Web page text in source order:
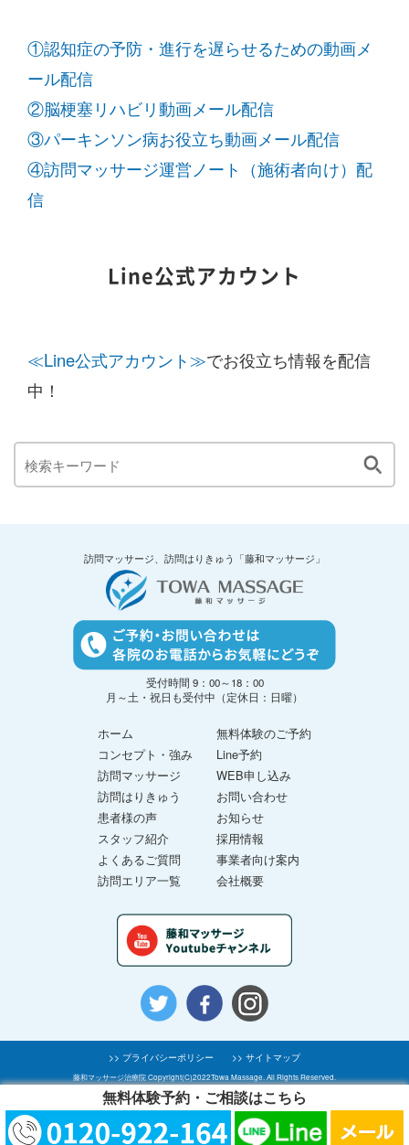
無料体験予約・ご相談はこちら
①認知症の予防・進行を遅らせるための動画メ
ール配信
②脳梗塞リハビリ動画メール配信
③パーキンソン病お役立ち動画メール配信
④訪問マッサージ運営ノート（施術者向け）配
信
Line公式アカウント
≪Line公式アカウント≫でお役立ち情報を配信
中！
訪問マッサージ、訪問はりきゅう「藤和マッサージ」
受付時間 9：00～18：00
月～土・祝日も受付中（定休日：日曜）
ホーム
コンセプト・強み
訪問マッサージ
訪問はりきゅう
患者様の声
スタッフ紹介
よくあるご質問
訪問エリア一覧
無料体験のご予約
Line予約
WEB申し込み
お問い合わせ
お知らせ
採用情報
事業者向け案内
会社概要
>> プライバシーポリシー >> サイトマップ
藤和マッサージ治療院 Copyright(C)2022Towa Massage. All Rights Reserved.